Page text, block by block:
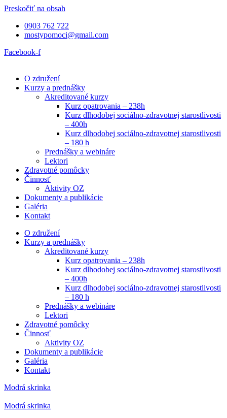
Preskočiť na obsah
0903 762 722
mostypomoci@gmail.com
Facebook-f
O združení
Kurzy a prednášky
Akreditované kurzy
Kurz opatrovania – 238h
Kurz dlhodobej sociálno-zdravotnej starostlivosti
– 400h
Kurz dlhodobej sociálno-zdravotnej starostlivosti
– 180 h
Prednášky a webináre
Lektori
Zdravotné pomôcky
Činnosť
Aktivity OZ
Dokumenty a publikácie
Galéria
Kontakt
O združení
Kurzy a prednášky
Akreditované kurzy
Kurz opatrovania – 238h
Kurz dlhodobej sociálno-zdravotnej starostlivosti
– 400h
Kurz dlhodobej sociálno-zdravotnej starostlivosti
– 180 h
Prednášky a webináre
Lektori
Zdravotné pomôcky
Činnosť
Aktivity OZ
Dokumenty a publikácie
Galéria
Kontakt
Modrá skrinka
Modrá skrinka